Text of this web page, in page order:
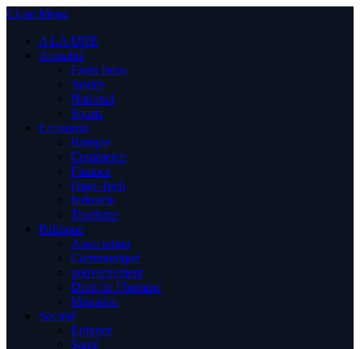
Close Menu
A LA UNE
Actualité
Flash Infos
Justice
National
Sports
Economie
Banque
Commerce
Finance
High-Tech
Industrie
Tourisme
Politique
Association
Communiqué
gouvernement
Droit de l’homme
Ministère
Société
Enfance
Santé